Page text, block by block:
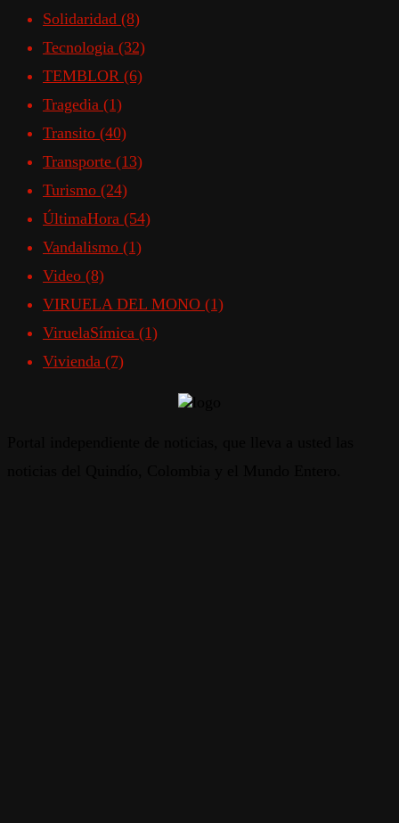
Solidaridad (8)
Tecnologia (32)
TEMBLOR (6)
Tragedia (1)
Transito (40)
Transporte (13)
Turismo (24)
ÚltimaHora (54)
Vandalismo (1)
Video (8)
VIRUELA DEL MONO (1)
ViruelaSímica (1)
Vivienda (7)